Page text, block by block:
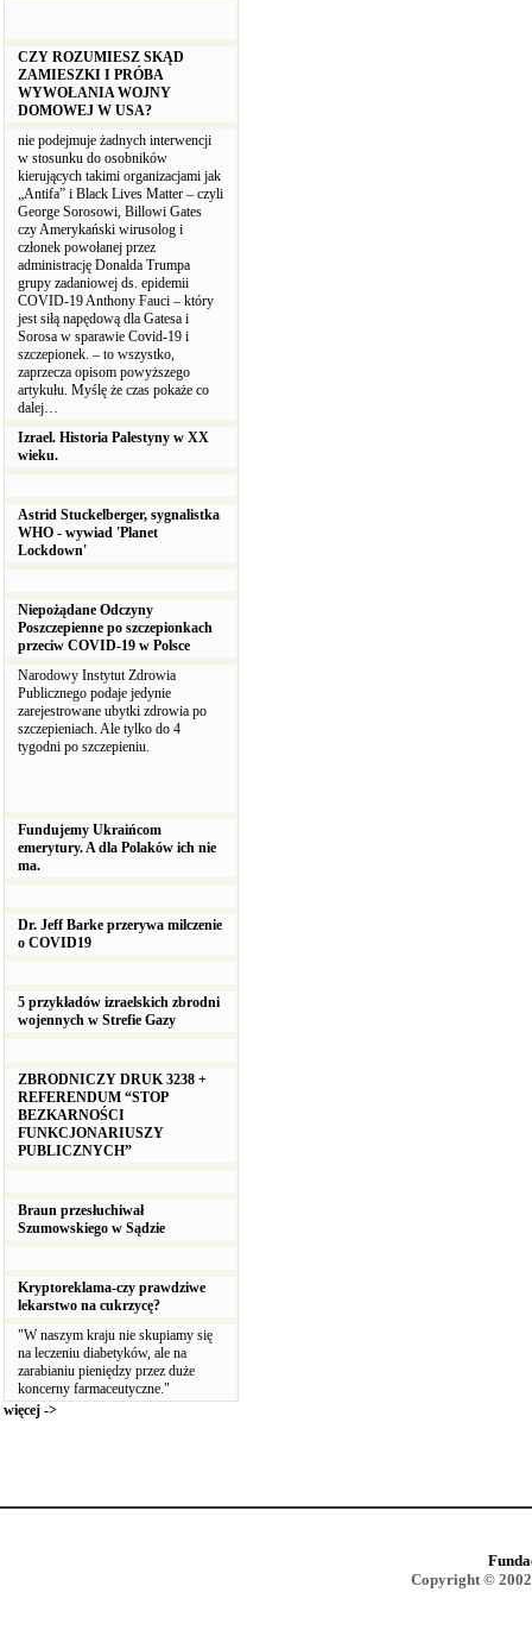
CZY ROZUMIESZ SKĄD
ZAMIESZKI I PRÓBA
WYWOŁANIA WOJNY
DOMOWEJ W USA?
nie podejmuje żadnych interwencji
w stosunku do osobników
kierujących takimi organizacjami jak
„Antifa” i Black Lives Matter – czyli
George Sorosowi, Billowi Gates
czy Amerykański wirusolog i
członek powołanej przez
administrację Donalda Trumpa
grupy zadaniowej ds. epidemii
COVID-19 Anthony Fauci – który
jest siłą napędową dla Gatesa i
Sorosa w sparawie Covid-19 i
szczepionek. – to wszystko,
zaprzecza opisom powyższego
artykułu. Myślę że czas pokaże co
dalej…
Izrael. Historia Palestyny w XX
wieku.
Astrid Stuckelberger, sygnalistka
WHO - wywiad 'Planet
Lockdown'
Niepożądane Odczyny
Poszczepienne po szczepionkach
przeciw COVID-19 w Polsce
Narodowy Instytut Zdrowia
Publicznego podaje jedynie
zarejestrowane ubytki zdrowia po
szczepieniach. Ale tylko do 4
tygodni po szczepieniu.
Fundujemy Ukraińcom
emerytury. A dla Polaków ich nie
ma.
Dr. Jeff Barke przerywa milczenie
o COVID19
5 przykładów izraelskich zbrodni
wojennych w Strefie Gazy
ZBRODNICZY DRUK 3238 +
REFERENDUM “STOP
BEZKARNOŚCI
FUNKCJONARIUSZY
PUBLICZNYCH”
Braun przesłuchiwał
Szumowskiego w Sądzie
Kryptoreklama-czy prawdziwe
lekarstwo na cukrzycę?
"W naszym kraju nie skupiamy się
na leczeniu diabetyków, ale na
zarabianiu pieniędzy przez duże
koncerny farmaceutyczne."
więcej ->
Copyright ©